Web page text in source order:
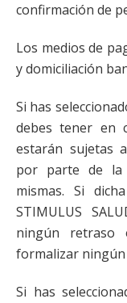
confirmación de
Los medios de
y domiciliación
Si has
debes tener en
estarán sujetas
por parte de la
mismas. Si
STIMULUS
ningún
formalizar
Si has